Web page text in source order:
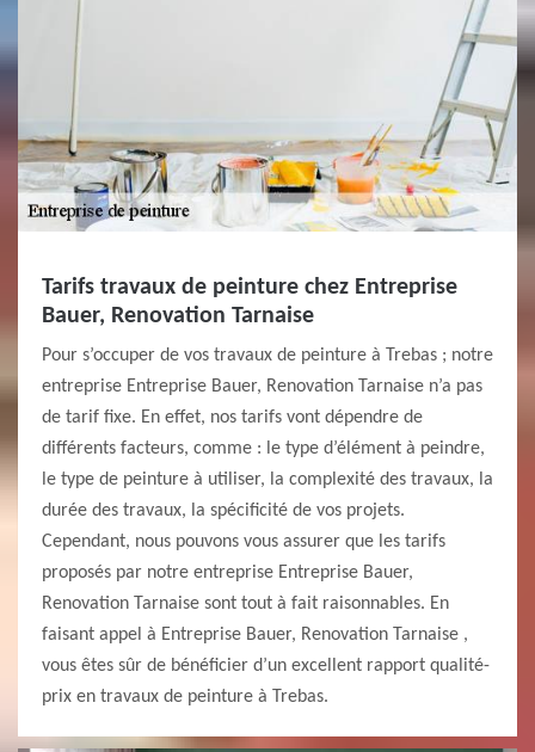
Tarifs travaux de peinture chez Entreprise
Bauer, Renovation Tarnaise
Pour s’occuper de vos travaux de peinture à Trebas ; notre
entreprise Entreprise Bauer, Renovation Tarnaise n’a pas
de tarif fixe. En effet, nos tarifs vont dépendre de
différents facteurs, comme : le type d’élément à peindre,
le type de peinture à utiliser, la complexité des travaux, la
durée des travaux, la spécificité de vos projets.
Cependant, nous pouvons vous assurer que les tarifs
proposés par notre entreprise Entreprise Bauer,
Renovation Tarnaise sont tout à fait raisonnables. En
faisant appel à Entreprise Bauer, Renovation Tarnaise ,
vous êtes sûr de bénéficier d’un excellent rapport qualité-
prix en travaux de peinture à Trebas.